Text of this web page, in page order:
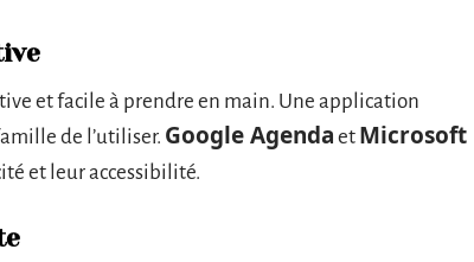
et facile à prendre en main. Une application
de l’utiliser. Google Agenda et Microsoft
et leur accessibilité.